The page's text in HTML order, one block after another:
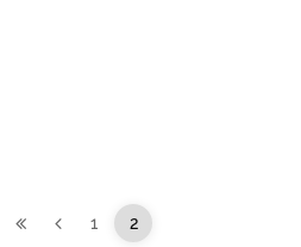
1 2